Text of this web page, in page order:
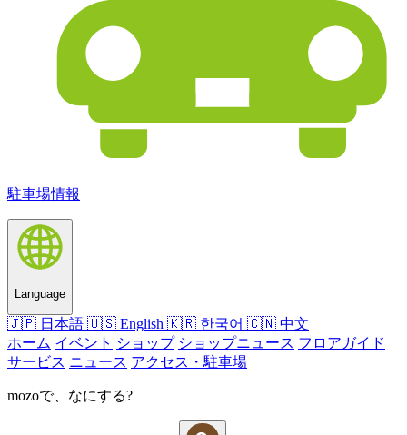
駐車場情報
Language
🇯🇵 日本語 🇺🇸 English 🇰🇷 한국어 🇨🇳 中文
ホーム イベント ショップ ショップニュース フロアガイド
サービス ニュース アクセス・駐車場
mozoで、なにする?